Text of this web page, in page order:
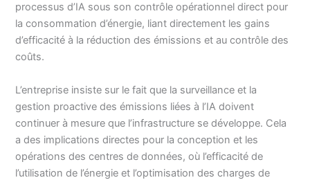
processus d’IA sous son contrôle opérationnel direct pour
la consommation d’énergie, liant directement les gains
d’efficacité à la réduction des émissions et au contrôle des
coûts.
L’entreprise insiste sur le fait que la surveillance et la
gestion proactive des émissions liées à l’IA doivent
continuer à mesure que l’infrastructure se développe. Cela
a des implications directes pour la conception et les
opérations des centres de données, où l’efficacité de
l’utilisation de l’énergie et l’optimisation des charges de